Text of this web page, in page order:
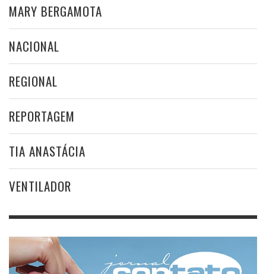
MARY BERGAMOTA
NACIONAL
REGIONAL
REPORTAGEM
TIA ANASTÁCIA
VENTILADOR